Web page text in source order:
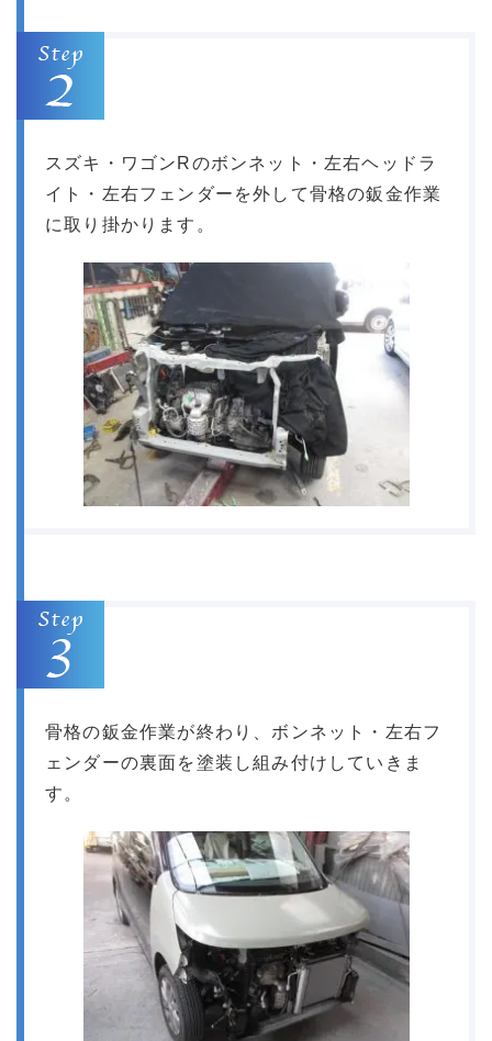
スズキ・ワゴンRのボンネット・左右ヘッドラ
イト・左右フェンダーを外して骨格の鈑金作業
に取り掛かります。
骨格の鈑金作業が終わり、ボンネット・左右フ
ェンダーの裏面を塗装し組み付けしていきま
す。